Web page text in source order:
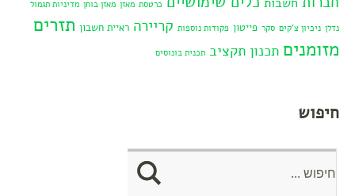
כרטסת מאזן מאזן בוחן מדיניות תגמול
נדלן ניכיון צ'קים סקר פייטון פקודות נוספות קריירה ראיית חשבון תזרים
מזומנים תכנון תקציב תכנית בונוסים
חיפוש